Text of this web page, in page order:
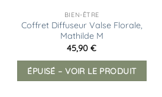
BIEN-ÊTRE
Coffret Diffuseur Valse Florale,
Mathilde M
45,90€
ÉPUISÉ – VOIR LE PRODUIT